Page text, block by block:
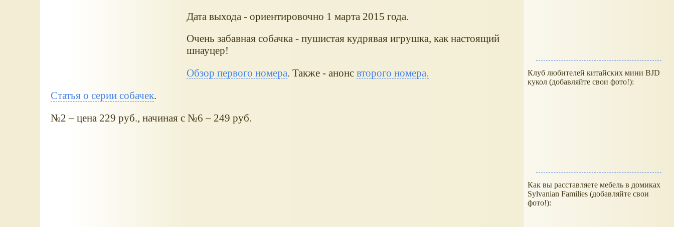
Дата выхода - ориентировочно 1 марта 2015 года.
Очень забавная собачка - пушистая кудрявая игрушка, как настоящий
шнауцер!
Обзор первого номера. Также - анонс второго номера.
Статья о серии собачек.
№2 – цена 229 руб., начиная с №6 – 249 руб.
Клуб любителей китайских мини BJD
кукол (добавляйте свои фото!):
Как вы расставляете мебель в домиках
Sylvanian Families (добавляйте свои
фото!):